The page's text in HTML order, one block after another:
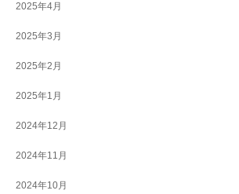
2025年4月
2025年3月
2025年2月
2025年1月
2024年12月
2024年11月
2024年10月